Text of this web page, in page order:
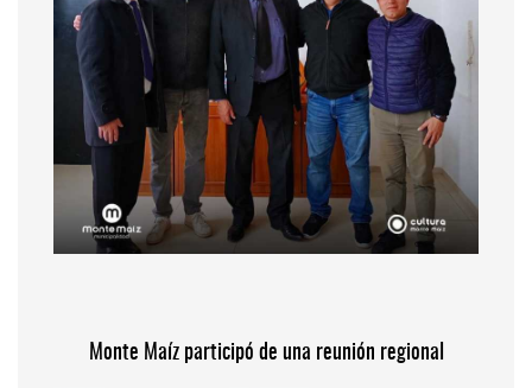
Monte Maíz participó de una reunión regional